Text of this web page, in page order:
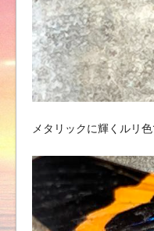
メタリックに輝くルリ色